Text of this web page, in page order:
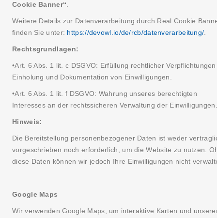
Cookie Banner“
Weitere Details zur Datenverarbeitung durch Real Cookie
finden Sie unter: https://devowl.io/de/rcb/datenverarbeitung/
Rechtsgrundlagen:
•Art. 6 Abs. 1 lit. c DSGVO: Erfüllung rechtlicher
Einholung und Dokumentation von Einwilligungen.
•Art. 6 Abs. 1 lit. f DSGVO: Wahrung unseres berechtigten
Interesses an der rechtssicheren Verwaltung der Einwilligungen.
Hinweis:
Die Bereitstellung personenbezogener Daten ist weder
vorgeschrieben noch erforderlich, um die Website zu nutzen.
diese Daten können wir jedoch Ihre Einwilligungen nicht
Google Maps
Wir verwenden Google Maps, um interaktive Karten und